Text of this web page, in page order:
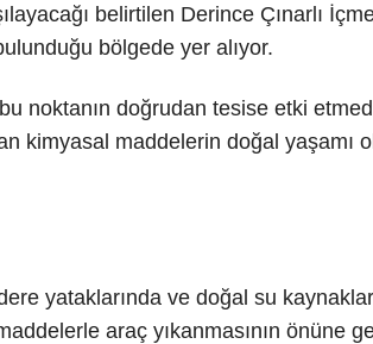
belirtilen Derince Çınarlı
bölgede yer alıyor.
noktanın doğrudan tesise etki
kimyasal maddelerin doğal yaşamı
yataklarında ve doğal su
araç yıkanmasının önüne